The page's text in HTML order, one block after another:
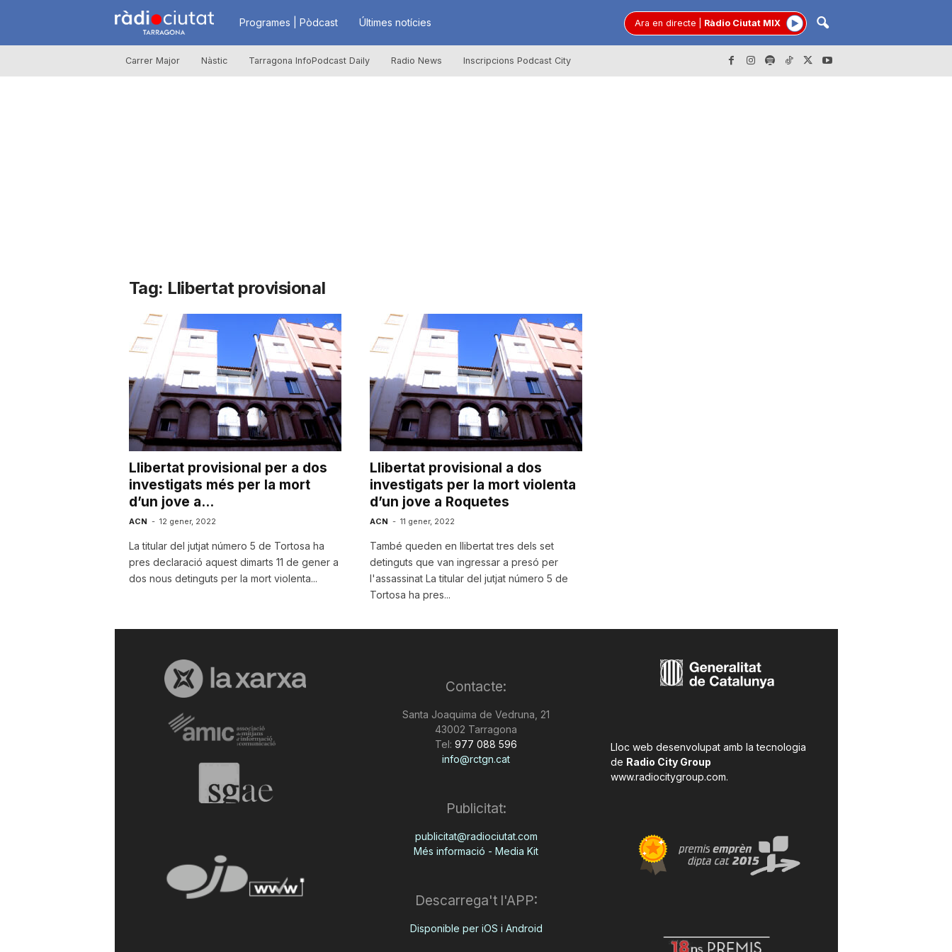
R
à
i
u
t
a
t
d
e
a
o
Programes | Pòdcast Últimes notícies Ara en directe Ràdio Ciutat MIX
Carrer Major Nàstic Tarragona InfoPodcast Daily Radio News Inscripcions Podcast City
Tag: Llibertat provisional
Llibertat provisional per a dos
investigats més per la mort
d’un jove a...
ACN - 12 gener, 2022
La titular del jutjat número 5 de Tortosa ha
pres declaració aquest dimarts 11 de gener a
dos nous detinguts per la mort violenta...
Llibertat provisional a dos
investigats per la mort violenta
d’un jove a Roquetes
ACN - 11 gener, 2022
També queden en llibertat tres dels set
detinguts que van ingressar a presó per
l'assassinat La titular del jutjat número 5 de
Tortosa ha pres...
Contacte:
Santa Joaquima de Vedruna, 21
43002 Tarragona
Tel: 977 088 596
info@rctgn.cat
Publicitat:
publicitat@radiociutat.com
Més informació - Media Kit
Descarrega't l'APP:
Disponible per iOS i Android
Lloc web desenvolupat amb la tecnologia
de Radio City Group
www.radiocitygroup.com.